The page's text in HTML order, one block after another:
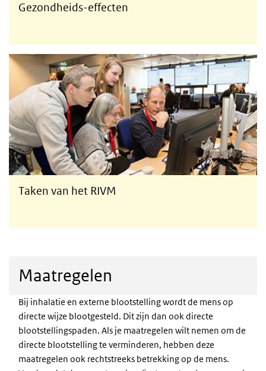
Gezondheids-effecten
Taken van het RIVM
Taken van het RIVM
Maatregelen
Bij inhalatie en externe blootstelling wordt de mens op
directe wijze blootgesteld. Dit zijn dan ook directe
blootstellingspaden. Als je maatregelen wilt nemen om de
directe blootstelling te verminderen, hebben deze
maatregelen ook rechtstreeks betrekking op de mens.